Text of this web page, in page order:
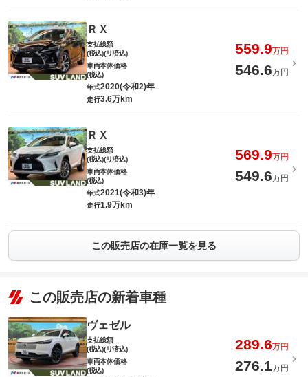
ＲＸ
支払総額
(税込)(リ済込)
559.9万円
車両本体価格
(税込)
546.6万円
年式2020(令和2)年
走行3.6万km
ＲＸ
支払総額
(税込)(リ済込)
569.9万円
車両本体価格
(税込)
549.6万円
年式2021(令和3)年
走行1.9万km
この販売店の在庫一覧を見る
この販売店の新着車種
ヴェゼル
支払総額
(税込)(リ済込)
289.6万円
車両本体価格
(税込)
276.1万円